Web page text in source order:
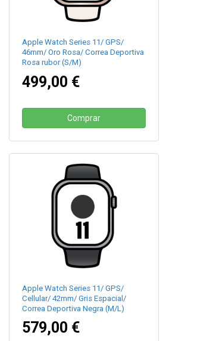
Apple Watch Series 11/ GPS/
46mm/ Oro Rosa/ Correa Deportiva
Rosa rubor (S/M)
499,00 €
Comprar
Apple Watch Series 11/ GPS/
Cellular/ 42mm/ Gris Espacial/
Correa Deportiva Negra (M/L)
579,00 €